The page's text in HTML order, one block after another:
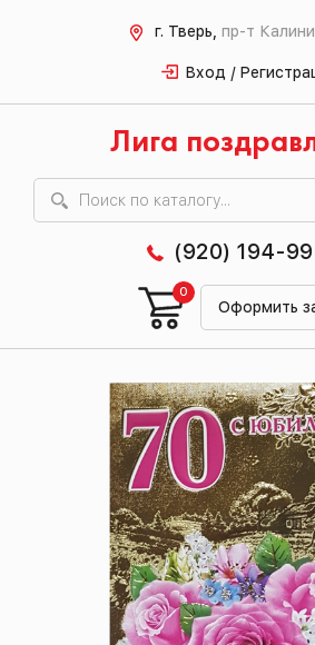
г. Тверь, пр-т
Вход /
Лига
(920) 194-
Оформить
0